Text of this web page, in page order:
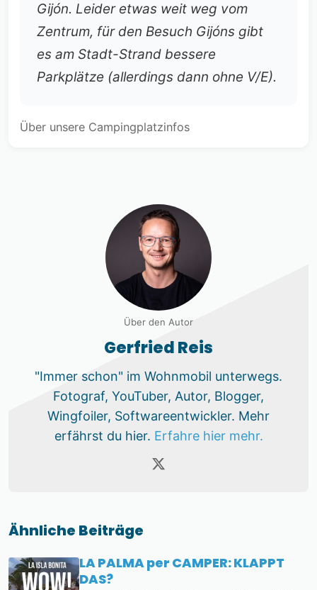
Gijón. Leider etwas weit weg vom
Zentrum, für den Besuch Gijóns gibt
es am Stadt-Strand bessere
Parkplätze (allerdings dann ohne V/E).
Über unsere Campingplatzinfos
Über den Autor
Gerfried Reis
"Immer schon" im Wohnmobil unterwegs.
Fotograf, YouTuber, Autor, Blogger,
Wingfoiler, Softwareentwickler. Mehr
erfährst du hier. Erfahre hier mehr.
Ähnliche Beiträge
LA PALMA per CAMPER: KLAPPT
DAS?